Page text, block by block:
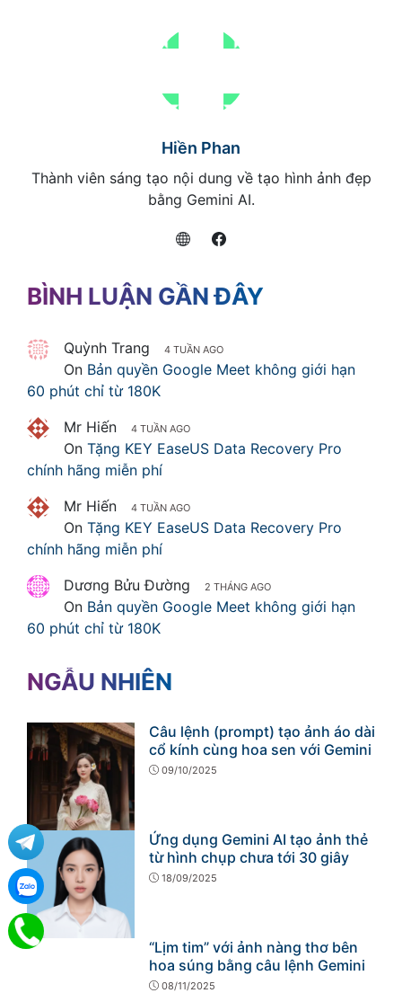
Hiền Phan
Thành viên sáng tạo nội dung về tạo hình ảnh đẹp
bằng Gemini AI.
BÌNH LUẬN GẦN ĐÂY
Quỳnh Trang 4 TUẦN AGO
On Bản quyền Google Meet không giới hạn
60 phút chỉ từ 180K
Mr Hiến
4 TUẦN AGO
On Tặng KEY EaseUS Data Recovery Pro
chính hãng miễn phí
Mr Hiến
4 TUẦN AGO
On Tặng KEY EaseUS Data Recovery Pro
chính hãng miễn phí
Dương Bửu Đường
2 THÁNG AGO
On Bản quyền Google Meet không giới hạn
60 phút chỉ từ 180K
NGẪU NHIÊN
Câu lệnh (prompt) tạo ảnh áo dài
cổ kính cùng hoa sen với Gemini
09/10/2025
Ứng dụng Gemini AI tạo ảnh thẻ
từ hình chụp chưa tới 30 giây
18/09/2025
“Lịm tim” với ảnh nàng thơ bên
hoa súng bằng câu lệnh Gemini
08/11/2025